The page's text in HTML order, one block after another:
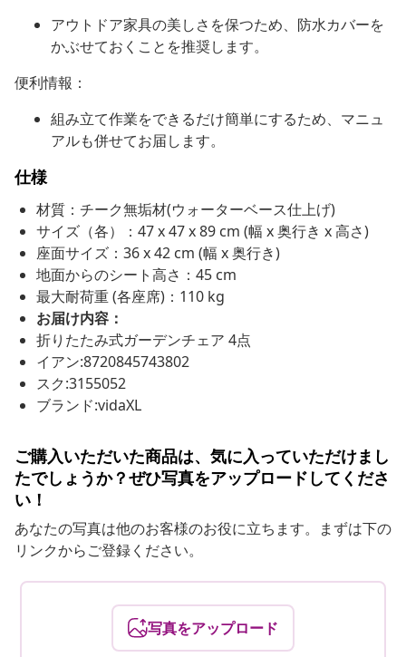
アウトドア家具の美しさを保つため、防水カバーを
かぶせておくことを推奨します。
便利情報：
組み立て作業をできるだけ簡単にするため、マニュ
アルも併せてお届します。
仕様
材質：チーク無垢材(ウォーターベース仕上げ)
サイズ（各）：47 x 47 x 89 cm (幅 x 奥行き x 高さ)
座面サイズ：36 x 42 cm (幅 x 奥行き)
地面からのシート高さ：45 cm
最大耐荷重 (各座席)：110 kg
お届け内容：
折りたたみ式ガーデンチェア 4点
イアン:8720845743802
スク:3155052
ブランド:vidaXL
ご購入いただいた商品は、気に入っていただけまし
たでしょうか？ぜひ写真をアップロードしてくださ
い！
あなたの写真は他のお客様のお役に立ちます。まずは下の
リンクからご登録ください。
写真をアップロード